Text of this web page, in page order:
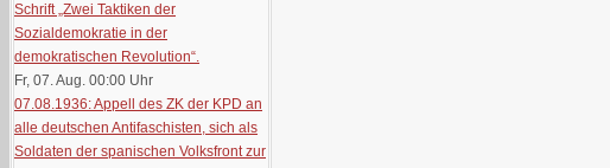
Schrift „Zwei Taktiken der
Sozialdemokratie in der
demokratischen Revolution“.
Fr, 07. Aug. 00:00 Uhr
07.08.1936: Appell des ZK der KPD an
alle deutschen Antifaschisten, sich als
Soldaten der spanischen Volksfront zur